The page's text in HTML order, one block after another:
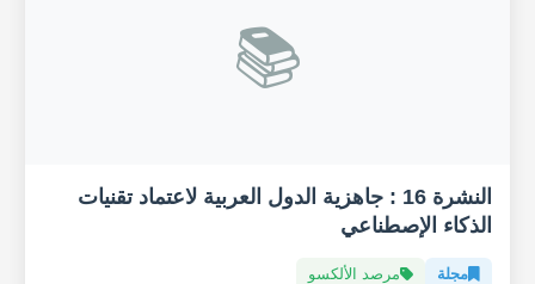
📚
النشرة 16 : جاهزية الدول العربية لاعتماد تقنيات
الذكاء الإصطناعي
مجلة مرصد الألكسو